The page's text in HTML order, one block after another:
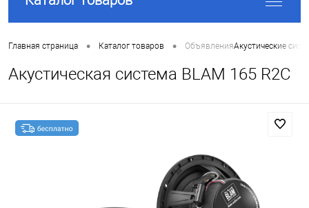
Главная страница • Каталог товаров • ОбъявленияАкустические
Акустическая система BLAM 165 R2C